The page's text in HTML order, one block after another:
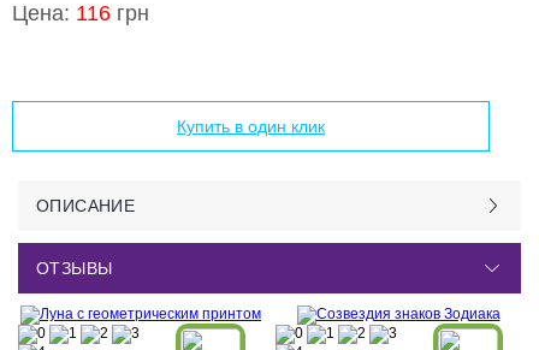
Цена: 116 грн
Купить в один клик
ОПИСАНИЕ
ОТЗЫВЫ